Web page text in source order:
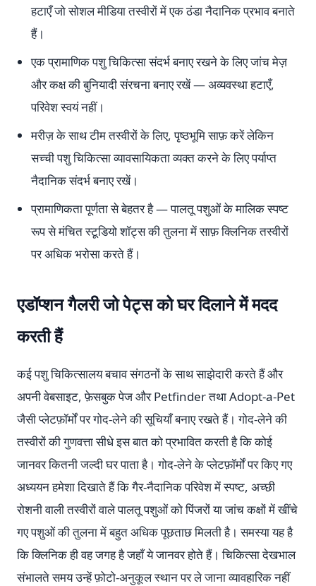
हटाएँ जो सोशल मीडिया तस्वीरों में एक ठंडा नैदानिक प्रभाव बनाते
हैं।
एक प्रामाणिक पशु चिकित्सा संदर्भ बनाए रखने के लिए जांच मेज़
और कक्ष की बुनियादी संरचना बनाए रखें — अव्यवस्था हटाएँ,
परिवेश स्वयं नहीं।
मरीज़ के साथ टीम तस्वीरों के लिए, पृष्ठभूमि साफ़ करें लेकिन
सच्ची पशु चिकित्सा व्यावसायिकता व्यक्त करने के लिए पर्याप्त
नैदानिक संदर्भ बनाए रखें।
प्रामाणिकता पूर्णता से बेहतर है — पालतू पशुओं के मालिक स्पष्ट
रूप से मंचित स्टूडियो शॉट्स की तुलना में साफ़ क्लिनिक तस्वीरों
पर अधिक भरोसा करते हैं।
एडॉप्शन गैलरी जो पेट्स को घर दिलाने में मदद
करती हैं
कई पशु चिकित्सालय बचाव संगठनों के साथ साझेदारी करते हैं और
अपनी वेबसाइट, फ़ेसबुक पेज और Petfinder तथा Adopt-a-Pet
जैसी प्लेटफ़ॉर्मों पर गोद-लेने की सूचियाँ बनाए रखते हैं। गोद-लेने की
तस्वीरों की गुणवत्ता सीधे इस बात को प्रभावित करती है कि कोई
जानवर कितनी जल्दी घर पाता है। गोद-लेने के प्लेटफ़ॉर्मों पर किए गए
अध्ययन हमेशा दिखाते हैं कि गैर-नैदानिक परिवेश में स्पष्ट, अच्छी
रोशनी वाली तस्वीरों वाले पालतू पशुओं को पिंजरों या जांच कक्षों में खींचे
गए पशुओं की तुलना में बहुत अधिक पूछताछ मिलती है। समस्या यह है
कि क्लिनिक ही वह जगह है जहाँ ये जानवर होते हैं। चिकित्सा देखभाल
संभालते समय उन्हें फ़ोटो-अनुकूल स्थान पर ले जाना व्यावहारिक नहीं